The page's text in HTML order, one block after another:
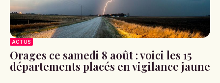
ACTUS
Orages ce samedi 8 août : voici les 15
départements placés en vigilance jaune